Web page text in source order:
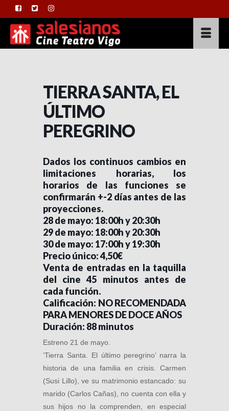
TIERRA SANTA, EL
ÚLTIMO
PEREGRINO
Dados los continuos cambios en
limitaciones horarias, los
horarios de las funciones se
confirmarán +-2 días antes de las
proyecciones.
28 de mayo: 18:00h y 20:30h
29 de mayo: 18:00h y 20:30h
30 de mayo: 17:00h y 19:30h
Precio único: 4,50€
Venta de entradas en la taquilla
del cine 45 minutos antes de
cada función.
Calificación: NO RECOMENDADA
PARA MENORES DE DOCE AÑOS
Duración: 88 minutos
Estreno 21 de mayo.
‘Tierra Santa. El último peregrino’ narra la
historia de una familia en crisis. Carmen
(Susi Lillo), ve su matrimonio estancado: su
marido (Carlos Cañas), no cuenta con ella y
sus hijos no la comprenden, en especial